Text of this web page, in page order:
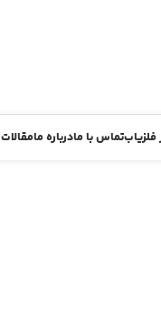
فلزیابتماس با مادرباره مامقالات